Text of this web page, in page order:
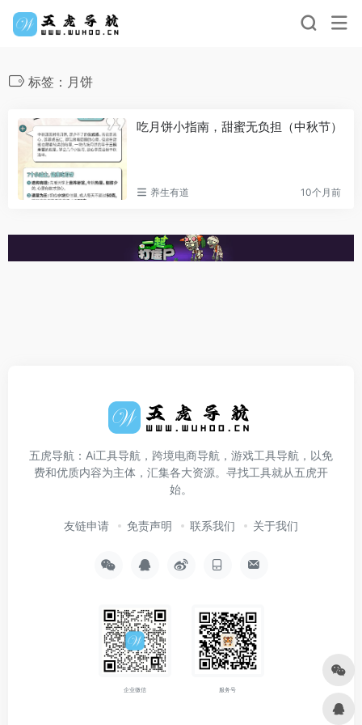
标签：月饼
吃月饼小指南，甜蜜无负担（中秋节）
养生有道 10个月前
五虎导航：Ai工具导航，跨境电商导航，游戏工具导航，以免
费和优质内容为主体，汇集各大资源。寻找工具就从五虎开
始。
友链申请 免责声明 联系我们 关于我们
企业微信 服务号